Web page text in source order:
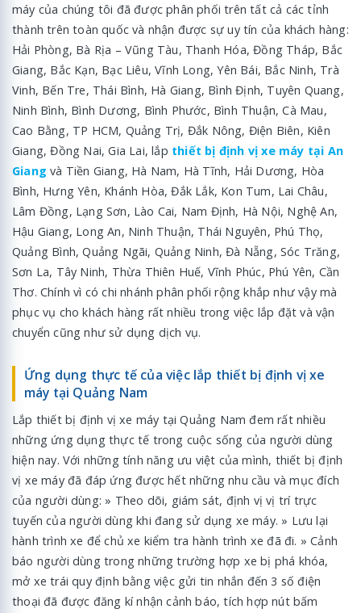
máy của chúng tôi đã được phân phối trên tất cả các tỉnh
thành trên toàn quốc và nhận được sự uy tín của khách hàng:
Hải Phòng, Bà Rịa – Vũng Tàu, Thanh Hóa, Đồng Tháp, Bắc
Giang, Bắc Kạn, Bạc Liêu, Vĩnh Long, Yên Bái, Bắc Ninh, Trà
Vinh, Bến Tre, Thái Bình, Hà Giang, Bình Định, Tuyên Quang,
Ninh Bình, Bình Dương, Bình Phước, Bình Thuận, Cà Mau,
Cao Bằng, TP HCM, Quảng Trị, Đắk Nông, Điện Biên, Kiên
Giang, Đồng Nai, Gia Lai, lắp thiết bị định vị xe máy tại An
Giang và Tiền Giang, Hà Nam, Hà Tĩnh, Hải Dương, Hòa
Bình, Hưng Yên, Khánh Hòa, Đắk Lắk, Kon Tum, Lai Châu,
Lâm Đồng, Lạng Sơn, Lào Cai, Nam Định, Hà Nội, Nghệ An,
Hậu Giang, Long An, Ninh Thuận, Thái Nguyên, Phú Thọ,
Quảng Bình, Quảng Ngãi, Quảng Ninh, Đà Nẵng, Sóc Trăng,
Sơn La, Tây Ninh, Thừa Thiên Huế, Vĩnh Phúc, Phú Yên, Cần
Thơ. Chính vì có chi nhánh phân phối rộng khắp như vậy mà
phục vụ cho khách hàng rất nhiều trong việc lắp đặt và vận
chuyển cũng như sử dụng dịch vụ.
Ứng dụng thực tế của việc lắp thiết bị định vị xe
máy tại Quảng Nam
Lắp thiết bị định vị xe máy tại Quảng Nam đem rất nhiều
những ứng dụng thực tế trong cuộc sống của người dùng
hiện nay. Với những tính năng ưu việt của mình, thiết bị định
vị xe máy đã đáp ứng được hết những nhu cầu và mục đích
của người dùng: » Theo dõi, giám sát, định vị vị trí trực
tuyến của người dùng khi đang sử dụng xe máy. » Lưu lại
hành trình xe để chủ xe kiểm tra hành trình xe đã đi. » Cảnh
báo người dùng trong những trường hợp xe bị phá khóa,
mở xe trái quy định bằng việc gửi tin nhắn đến 3 số điện
thoại đã được đăng kí nhận cảnh báo, tích hợp nút bấm